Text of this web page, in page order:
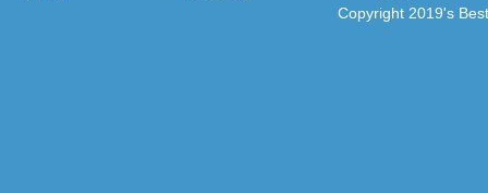
Copyright 2019's